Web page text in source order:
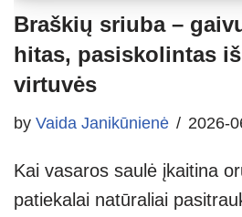
Braškių sriuba –
hitas, pasiskolintas
virtuvės
by Vaida Janikūnienė 2026-
Kai vasaros saulė įkaitina
patiekalai natūraliai